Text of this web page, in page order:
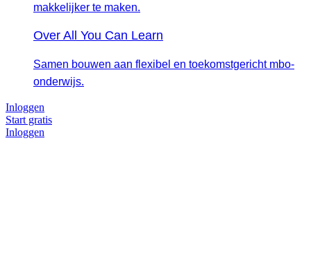
makkelijker te maken.
Over All You Can Learn
Samen bouwen aan flexibel en toekomstgericht mbo-
onderwijs.
Inloggen
Start gratis
Inloggen